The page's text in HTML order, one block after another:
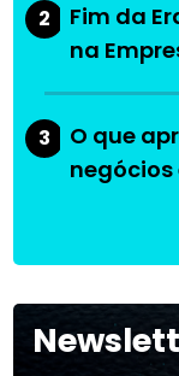
2
Fim da
na
3
O que